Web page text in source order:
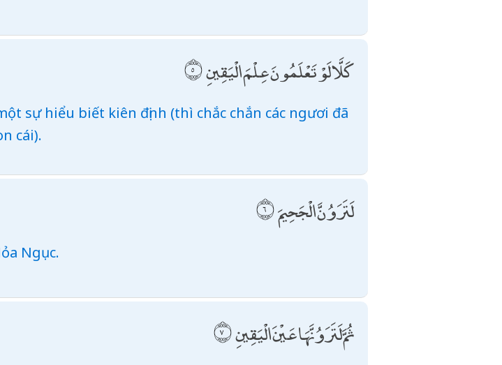
كَلَّا لَوْ تَعْلَمُونَ عِلْمَ الْيَقِينِ
sự hiểu biết kiên định (thì chắc chắn các ngươi đã
cái).
لَتَرَوُنَّ الْجَحِيمَ
Ngục.
ثُمَّ لَتَرَوُنَّهَا عَيْنَ الْيَقِينِ